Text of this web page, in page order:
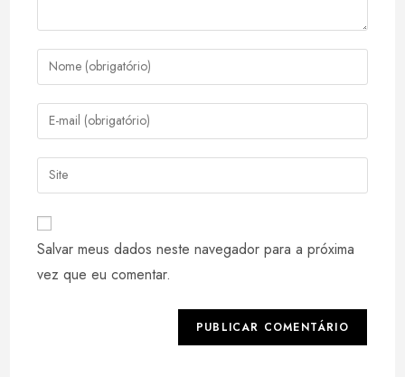
Digite
seu
nome
ou
de
usuário
para
comentar
Digite
seu
endereço
de
mail
para
comentar
Digite
o
URL
do
seu
site
Salvar meus dados neste navegador para a próxima
vez que eu comentar.